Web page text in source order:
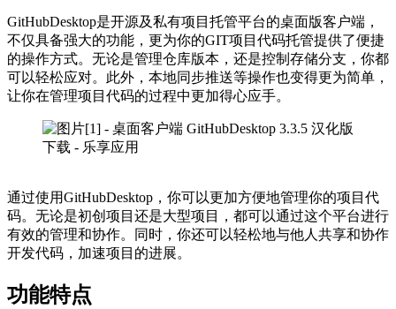
GitHubDesktop是开源及私有项目托管平台的桌面版客户端，
不仅具备强大的功能，更为你的GIT项目代码托管提供了便捷
的操作方式。无论是管理仓库版本，还是控制存储分支，你都
可以轻松应对。此外，本地同步推送等操作也变得更为简单，
让你在管理项目代码的过程中更加得心应手。
通过使用GitHubDesktop，你可以更加方便地管理你的项目代
码。无论是初创项目还是大型项目，都可以通过这个平台进行
有效的管理和协作。同时，你还可以轻松地与他人共享和协作
开发代码，加速项目的进展。
功能特点